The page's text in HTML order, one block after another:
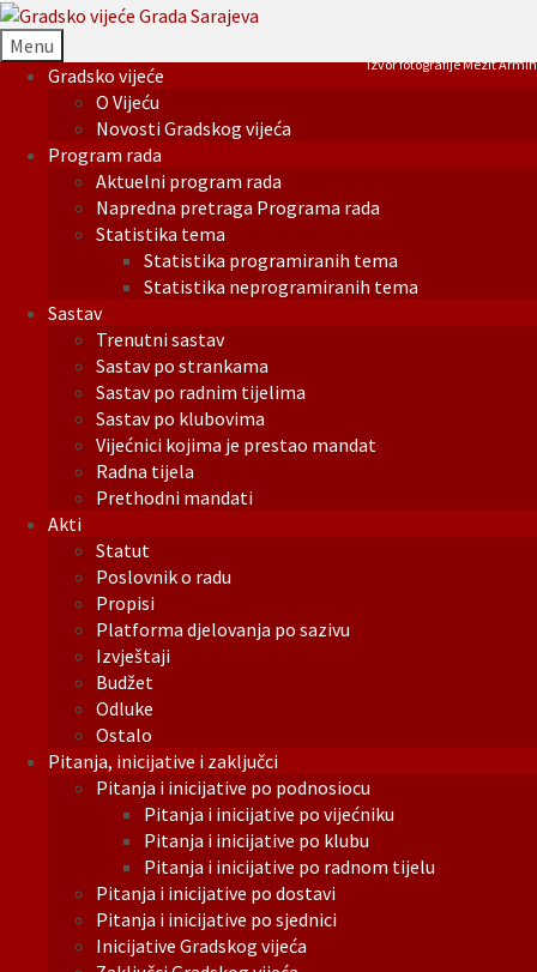
Menu
Gradsko vijeće
O Vijeću
Novosti Gradskog vijeća
Program rada
Aktuelni program rada
Napredna pretraga Programa rada
Statistika tema
Statistika programiranih tema
Statistika neprogramiranih tema
Sastav
Trenutni sastav
Sastav po strankama
Sastav po radnim tijelima
Sastav po klubovima
Vijećnici kojima je prestao mandat
Radna tijela
Prethodni mandati
Akti
Statut
Poslovnik o radu
Propisi
Platforma djelovanja po sazivu
Izvještaji
Budžet
Odluke
Ostalo
Pitanja, inicijative i zaključci
Pitanja i inicijative po podnosiocu
Pitanja i inicijative po vijećniku
Pitanja i inicijative po klubu
Pitanja i inicijative po radnom tijelu
Pitanja i inicijative po dostavi
Pitanja i inicijative po sjednici
Inicijative Gradskog vijeća
Izvor fotografije Mezit Armin